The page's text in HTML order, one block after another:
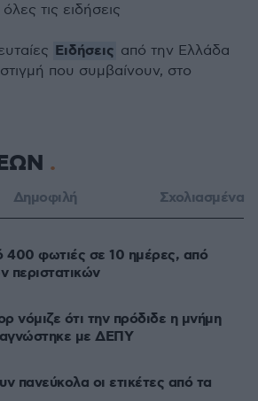
τις ειδήσεις
Ειδήσεις από την Ελλάδα
που συμβαίνουν, στο
Δημοφιλή Σχολιασμένα
φωτιές σε 10 ημέρες, από
περιστατικών
νόμιζε ότι την πρόδιδε η μνήμη
με ΔΕΠΥ
πανεύκολα οι ετικέτες από τα